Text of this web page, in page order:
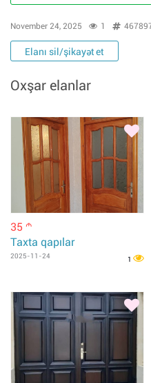
November 24, 2025 1
Elanı sil/şikayət et
Oxşar elanlar
35 m
Taxta qapılar
2025-11-24 1